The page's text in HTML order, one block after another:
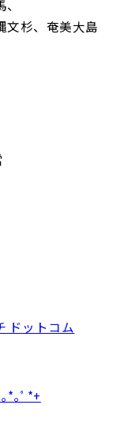
文杉、奄美大島
ドットコム
*｡ﾟ*+